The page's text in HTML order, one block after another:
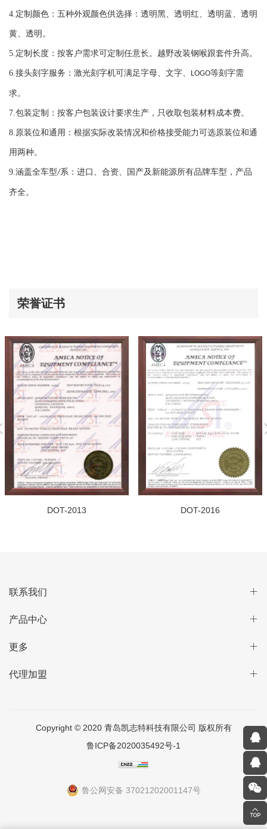
4.定制颜色：五种外观颜色供选择：透明黑、透明红、透明蓝、透明
黄、透明。
5.定制长度：按客户需求可定制任意长。越野改装钢喉跟套件升高。
6.接头刻字服务：激光刻字机可满足字母、文字、 LOGO等刻字需
求。
7.包装定制：按客户包装设计要求生产，只收取包装材料成本费。
8.原装位和通用：根据实际改装情况和价格接受能力可选原装位和通
用两种。
9.涵盖全车型/系：进口、合资、国产及新能源所有品牌车型，产品
齐全。
荣誉证书
DOT-2013 DOT-2016
联系我们
产品中心
更多
代理加盟
Copyright © 2020 青岛凯志特科技有限公司 版权所有
鲁ICP备2020035492号-1
鲁公网安备 37021202001147号